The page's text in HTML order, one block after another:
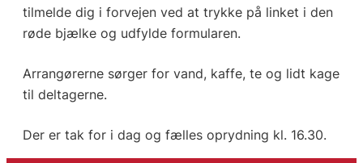
tilmelde dig i forvejen ved at trykke på linket i den
røde bjælke og udfylde formularen.
Arrangørerne sørger for vand, kaffe, te og lidt kage
til deltagerne.
Der er tak for i dag og fælles oprydning kl. 16.30.